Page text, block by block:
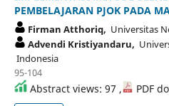
PEMBELAJARAN PJOK PADA
Firman Atthoriq, Universitas
Advendi Kristiyandaru,
Indonesia
95-104
Abstract views: 97 , PDF